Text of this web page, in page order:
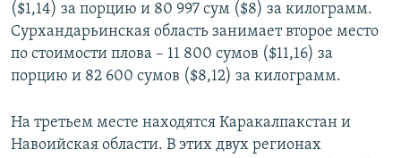
($1,14) за порцию и 80 997 сум ($8) за килограмм.
Сурхандарьинская область занимает второе место
по стоимости плова – 11 800 сумов ($11,16) за
порцию и 82 600 сумов ($8,12) за килограмм.
На третьем месте находятся Каракалпакстан и
Навоийская области. В этих двух регионах